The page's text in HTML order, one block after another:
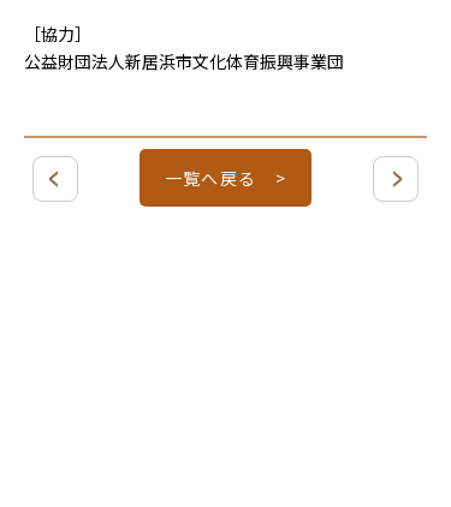
［協力］
公益財団法人新居浜市文化体育振興事業団
一覧へ戻る >